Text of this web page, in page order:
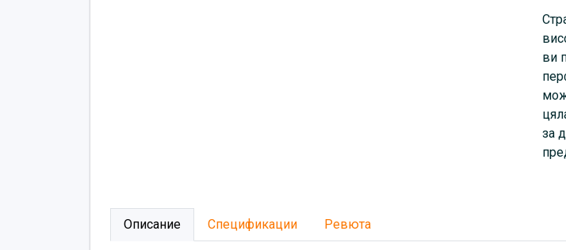
ви
за
Описание Спецификации Ревюта